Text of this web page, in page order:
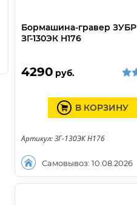
Бормашина-гравер ЗУБР
ЗГ-130ЭК H176
4290 руб.
Самовывоз: 10.08.2026
В КОРЗИНУ
Артикул: ЗГ-130ЭК H176